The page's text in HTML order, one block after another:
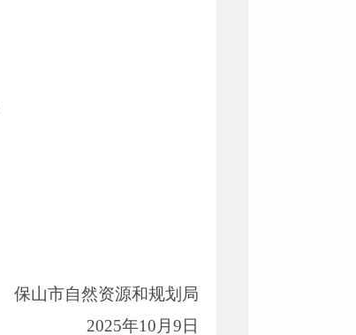
保山市自然资源和规划局
2025年10月9日